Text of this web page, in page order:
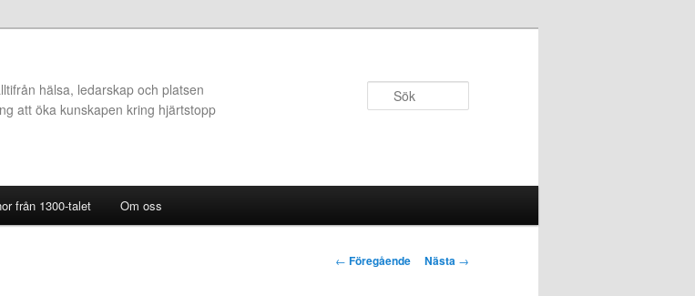
hälsa, ledarskap och platsen
att öka kunskapen kring hjärtstopp
från 1300-talet Om oss
Inläggsnavigering
← Föregående Nästa →